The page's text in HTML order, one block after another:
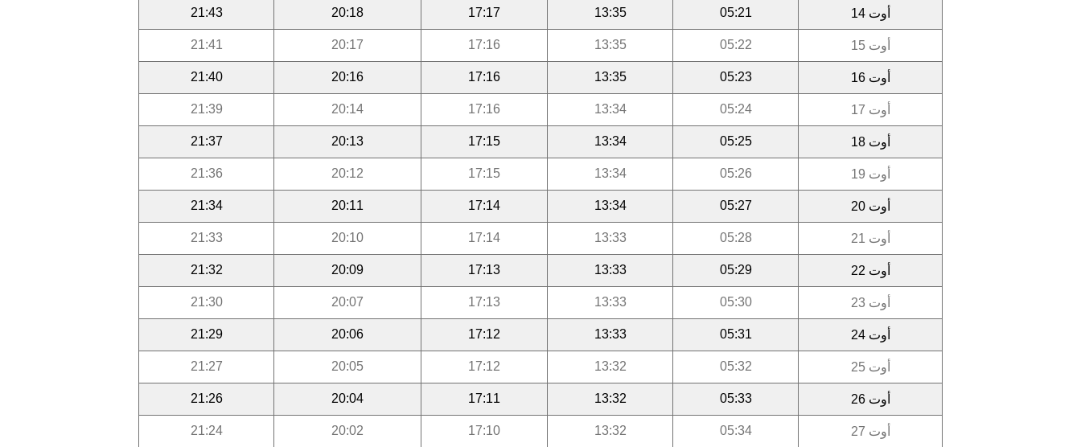
أوت 14 05:21
13:35
17:17
20:18
21:43
أوت 15 05:22
13:35
17:16
20:17
21:41
أوت 16 05:23
13:35
17:16
20:16
21:40
أوت 17 05:24
13:34
17:16
20:14
21:39
أوت 18 05:25
13:34
17:15
20:13
21:37
أوت 19 05:26
13:34
17:15
20:12
21:36
أوت 20 05:27
13:34
17:14
20:11
21:34
أوت 21 05:28
13:33
17:14
20:10
21:33
أوت 22 05:29
13:33
17:13
20:09
21:32
أوت 23 05:30
13:33
17:13
20:07
21:30
أوت 24 05:31
13:33
17:12
20:06
21:29
أوت 25 05:32
13:32
17:12
20:05
21:27
أوت 26 05:33
13:32
17:11
20:04
21:26
أوت 27 05:34
13:32
17:10
20:02
21:24